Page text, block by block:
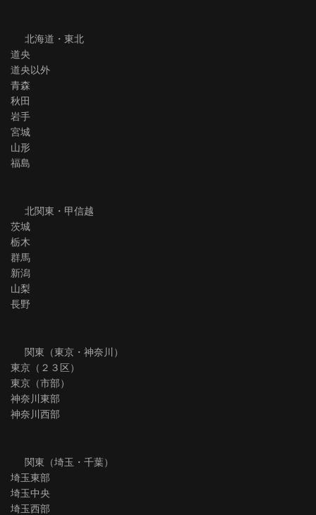
北海道・東北
道央
道央以外
青森
秋田
岩手
宮城
山形
福島
北関東・甲信越
茨城
栃木
群馬
新潟
山梨
長野
関東（東京・神奈川）
東京（２３区）
東京（市部）
神奈川東部
神奈川西部
関東（埼玉・千葉）
埼玉東部
埼玉中央
埼玉西部